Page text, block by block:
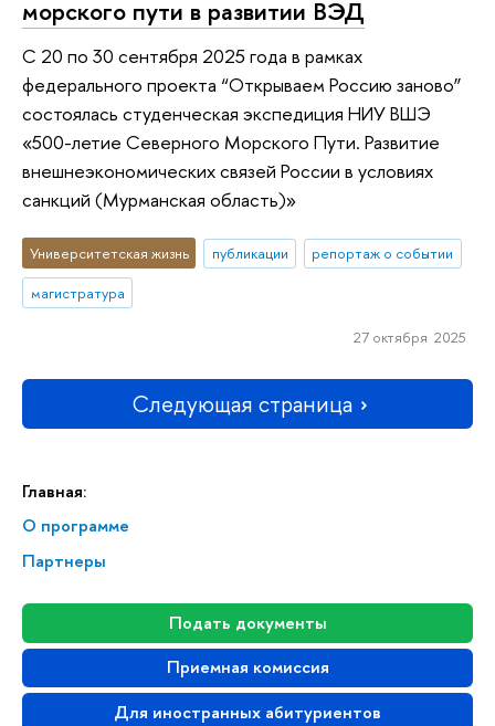
Главная:
О программе
Партнеры
Подать документы
Приемная комиссия
Для иностранных абитуриентов
морского пути в развитии ВЭД
С 20 по 30 сентября 2025 года в рамках
федерального проекта “Открываем Россию заново”
состоялась студенческая экспедиция НИУ ВШЭ
«500-летие Северного Морского Пути. Развитие
внешнеэкономических связей России в условиях
санкций (Мурманская область)»
Университетская жизнь публикации
репортаж о событии
магистратура
27 октября 2025
Следующая страница